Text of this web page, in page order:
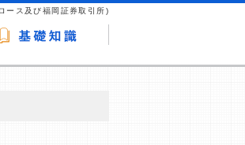
ース及び福岡証券取引所)